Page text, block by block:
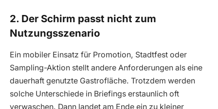
2. Der Schirm passt nicht zum
Nutzungsszenario
Ein mobiler Einsatz für Promotion, Stadtfest oder
Sampling-Aktion stellt andere Anforderungen als eine
dauerhaft genutzte Gastrofläche. Trotzdem werden
solche Unterschiede in Briefings erstaunlich oft
verwaschen. Dann landet am Ende ein zu kleiner